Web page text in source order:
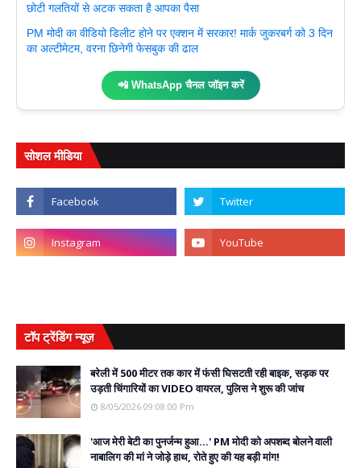
छोटी गलतियों से अटक सकता है आपका पैसा
PM मोदी का वीडियो डिलीट होने पर एक्शन में सरकार! मार्क जुकरबर्ग को 3 दिन
का अल्टीमेटम, वरना छिनेगी फेसबुक की ढाल
📲 WhatsApp चैनल जॉइन करें
सोशल मीडिया
टॉप ट्रेंडिंग न्यूज़
बरेली में 500 मीटर तक कार में फंसी घिसटती रही बाइक, सड़क पर
उड़ती चिंगारियों का VIDEO वायरल, पुलिस ने शुरू की जांच
8/05/2026 09:08:00 Pm
'आज मेरी बेटी का पुनर्जन्म हुआ...' PM मोदी को अपशब्द बोलने वाली
नाबालिग की मां ने जोड़े हाथ, रोते हुए की यह बड़ी मांग!